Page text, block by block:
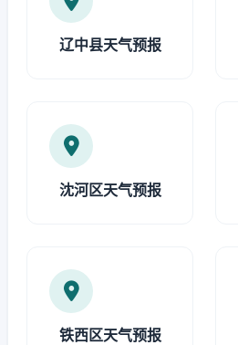
辽中县天气预报
沈河区天气预报
铁西区天气预报